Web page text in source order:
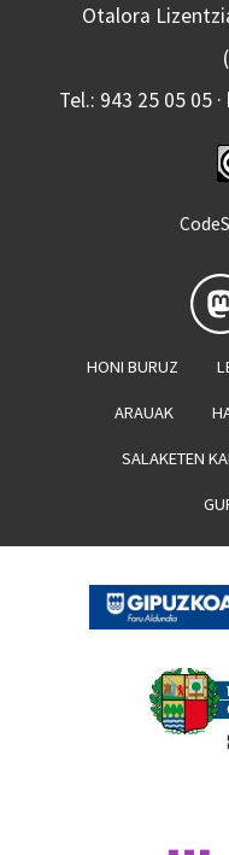
Otalora
Tel.: 943 25 05 05
HONI BURUZ
ARAUAK
SALAKETEN